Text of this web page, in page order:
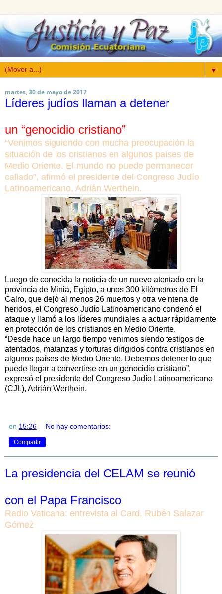
▼
martes, 30 de mayo de 2017
Líderes judíos llaman a detener
un “genocidio cristiano”
“Venimos siguiendo con mucha preocupación la
situación de los cristianos en algunos países de
Medio Oriente. El mundo no puede permanecer
callado”, afirmó el presidente del Congreso Judío
Latinoamericano, Adrián Werthein.
Luego de conocida la noticia de un nuevo atentado en la
provincia de Minia, Egipto, a unos 300 kilómetros de El
Cairo, que dejó al menos 26 muertos y otra veintena de
heridos, el Congreso Judío Latinoamericano condenó el
ataque y llamó a los líderes mundiales a actuar rápidamente
en protección de los cristianos en Medio Oriente.
“Desde hace un largo tiempo venimos siendo testigos de
atentados, matanzas y torturas dirigidos contra cristianos en
algunos países de Medio Oriente. Debemos detener lo que
puede llegar a convertirse en un genocidio cristiano”,
expresó el presidente del Congreso Judío Latinoamericano
(CJL), Adrián Werthein.
en 15:26 No hay comentarios:
Compartir
La presidencia del CELAM se reunió
con el Papa Francisco
Radio Vaticana: entrevista al Card. Rubén Salazar
Gómez